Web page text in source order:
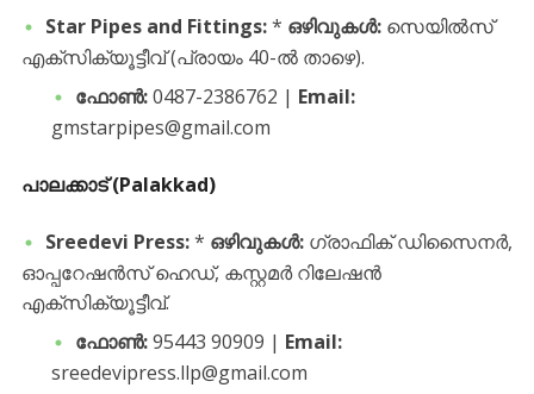
Star Pipes and Fittings:* ഒഴിവുകൾ:സെയിൽസ്
എക്സിക്യൂട്ടീവ് (പ്രായം 40-ൽ താഴെ).
ഫോൺ:0487-2386762 | Email:
gmstarpipes@gmail.com
പാലക്കാട് (Palakkad)
Sreedevi Press:* ഒഴിവുകൾ:ഗ്രാഫിക് ഡിസൈനർ,
ഓപ്പറേഷൻസ് ഹെഡ്, കസ്റ്റമർ റിലേഷൻ
എക്സിക്യൂട്ടീവ്.
ഫോൺ:95443 90909 | Email:
sreedevipress.llp@gmail.com